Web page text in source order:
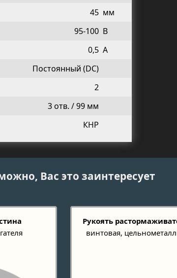
45 мм
95-100 В
0,5 А
Постоянный (DC)
2
3 отв. / 99 мм
КНР
Вас это заинтересует
Рукоять
винтовая,